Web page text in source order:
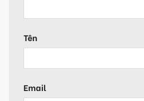
Tên
Email